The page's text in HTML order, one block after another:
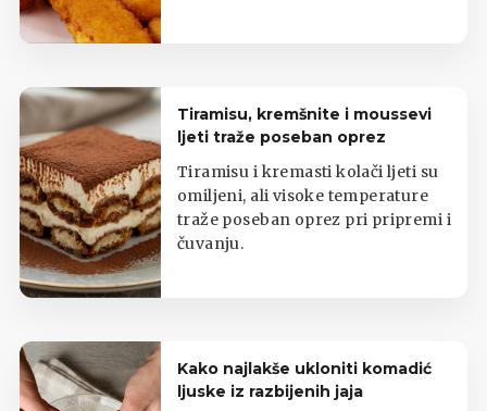
Tiramisu, kremšnite i moussevi
ljeti traže poseban oprez
Tiramisu i kremasti kolači ljeti su
omiljeni, ali visoke temperature
traže poseban oprez pri pripremi i
čuvanju.
Kako najlakše ukloniti komadić
ljuske iz razbijenih jaja